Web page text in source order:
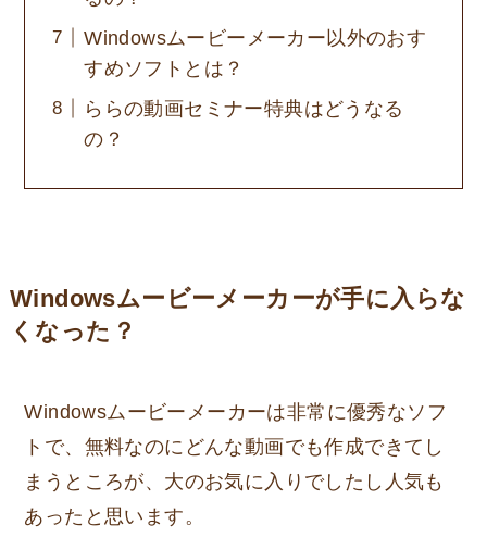
Windowsムービーメーカー以外のおす
すめソフトとは？
ららの動画セミナー特典はどうなる
の？
Windowsムービーメーカーが手に入らな
くなった？
Windowsムービーメーカーは非常に優秀なソフ
トで、無料なのにどんな動画でも作成できてし
まうところが、大のお気に入りでしたし人気も
あったと思います。